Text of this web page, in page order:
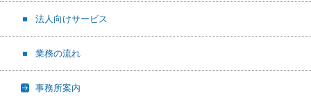
法人向けサービス
業務の流れ
事務所案内